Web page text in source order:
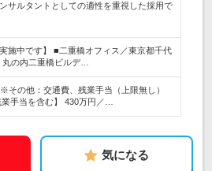
サルタントとしての適性を重視した採用で
施中です】 ■二重橋オフィス／東京都千代
の内二重橋ビルデ…
の他：交通費、残業手当（上限無し）
手当を含む】 430万円／…
気になる